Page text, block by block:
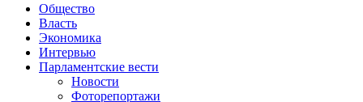
Общество
Власть
Экономика
Интервью
Парламентские вести
Новости
Фоторепортажи